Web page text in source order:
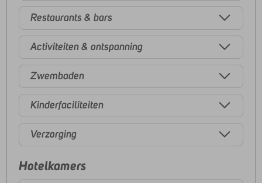
Restaurants & bars
Activiteiten & ontspanning
Zwembaden
Kinderfaciliteiten
Verzorging
Hotelkamers